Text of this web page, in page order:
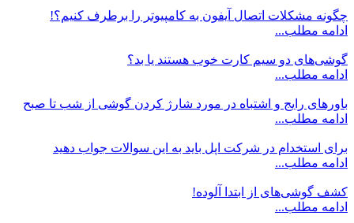
چگونه مشکلات اتصال آیفون به کامپیوتر را برطرف کنیم؟!
ادامه مطلب...
گوشی‌های دو سیم کارت خوب هستند یا بد؟
ادامه مطلب...
باورهای رایج و اشتباه در مورد شارژ کردن گوشی از شب تا صبح
ادامه مطلب...
برای استخدام در شرکت اپل باید به این سوالات جواب دهید
ادامه مطلب...
کشف گوشی‌های از ابتدا آلوده!
ادامه مطلب...